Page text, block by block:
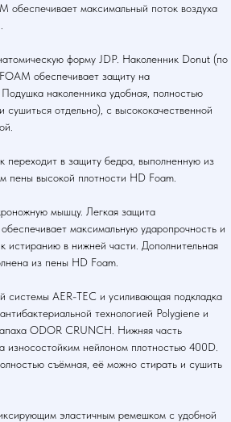
обеспечивает максимальный поток воздуха
форму JDP. Наколенник Donut (по
обеспечивает защиту на
наколенника удобная, полностью
сушиться отдельно), с высококачественной
переходит в защиту бедра, выполненную из
пены высокой плотности HD Foam.
мышцу. Легкая защита
максимальную ударопрочность и
истиранию в нижней части. Дополнительная
из пены HD Foam.
системы AER-TEC и усиливающая подкладка
технологией Polygiene и
ODOR CRUNCH. Нижняя часть
износостойким нейлоном плотностью 400D.
съёмная, её можно стирать и сушить
эластичным ремешком с удобной